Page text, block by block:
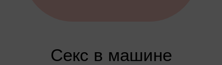
Секс в машине